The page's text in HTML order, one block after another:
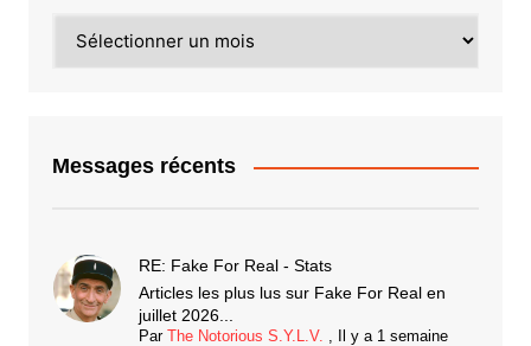
Messages récents
RE: Fake For Real - Stats
Articles les plus lus sur Fake For Real en
juillet 2026...
Par The Notorious S.Y.L.V. , Il y a 1 semaine